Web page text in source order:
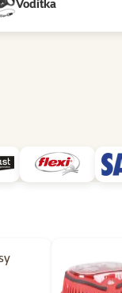
Vodítka